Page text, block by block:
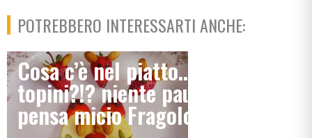
POTREBBERO INTERESSARTI ANCHE:
Cosa c’è nel piatto… dei
topini?!? niente paura, ci
pensa micio Fragolone!!!